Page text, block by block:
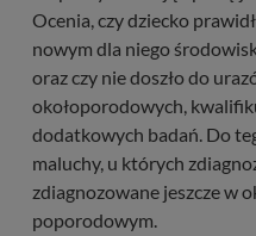
Ocenia, czy dziecko
nowym dla niego
oraz czy nie doszło do
okołoporodowych,
dodatkowych badań. Do
maluchy, u których
zdiagnozowane jeszcze w
poporodowym.